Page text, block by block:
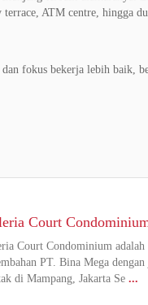
ATM centre, hingga
fokus bekerja lebih baik,
Court
Court Condominium adalah
PT. Bina Mega
di Mampang, Jakarta Se ...